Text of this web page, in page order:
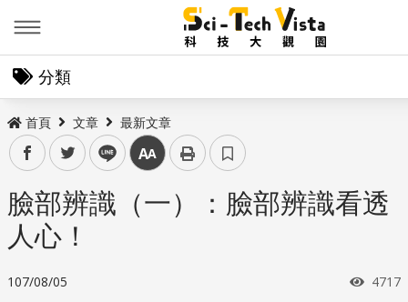
分類
首頁 文章 最新文章
facebooktwitter line 中
臉部辨識（一）：臉部辨識看透
人心！
107/08/05 瀏覽
4717